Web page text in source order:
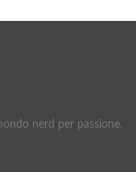
nerd per passione.